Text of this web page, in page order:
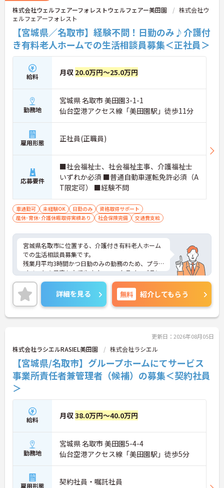
株式会社ウェルフェアーフォレストウェルフェアー美田園
株式会社ウ
ェルフェアーフォレスト
【宮城県／名取市】経験不問！日勤のみ♪介護付
き有料老人ホームでの生活相談員募集＜正社員＞
給料 月収 20.0万円～25.0万円
勤務地
宮城県 名取市 美田園3-1-1
仙台空港アクセス線「美田園駅」徒歩11分
雇用形態 正社員(正職員)
応募要件
■社会福祉士、社会福祉主事、介護福祉士
いずれか必須 ■普通自動車運転免許必須（A
T限定可） ■経験不問
車通勤可 未経験OK 日勤のみ
資格取得サポート
産休･育休･介護休暇取得実績あり
社会保険完備 交通費支給
宮城県名取市に位置する、介護付き有料老人ホーム
での生活相談員募集です。
残業月平均3時間かつ日勤のみの勤務のため、プラ
イベートの予定も立てやすく、ワークライフバラン
スを整えやすい環境でお仕事できます。
交通費支給有のため、通勤費用の心配も不要！
ご興味のある方はご面接のポイントをお伝えいたし
ますので、お気軽にご相談ください。
詳細を見る 無料 紹介してもらう
更新日：2026年08月05日
株式会社ラシエルRASIEL美田園 株式会社ラシエル
【宮城県/名取市】グループホームにてサービス
事業所責任者兼管理者（候補）の募集＜契約社員
＞
給料 月収38.0万円～40.0万円
勤務地
宮城県 名取市 美田園5-4-4
仙台空港アクセス線「美田園駅」徒歩5分
雇用形態 契約社員・嘱託社員